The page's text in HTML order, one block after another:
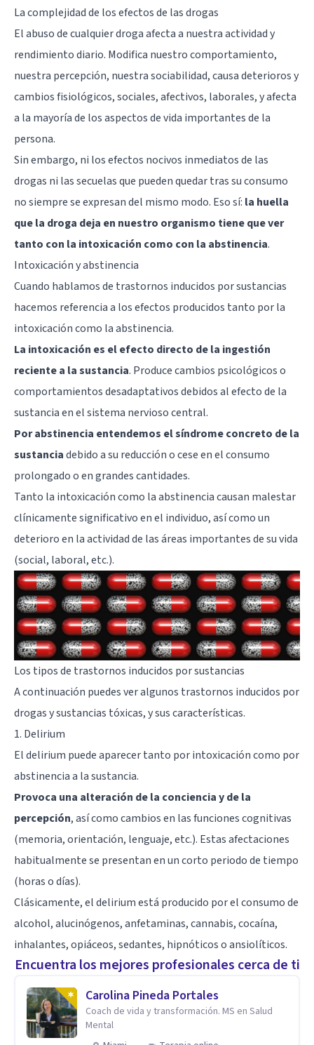
La complejidad de los efectos de las drogas
El abuso de cualquier droga afecta a nuestra actividad y
rendimiento diario. Modifica nuestro comportamiento,
nuestra percepción, nuestra sociabilidad, causa deterioros y
cambios fisiológicos, sociales, afectivos, laborales, y afecta
a la mayoría de los aspectos de vida importantes de la
persona.
Sin embargo, ni los efectos nocivos inmediatos de las
drogas ni las secuelas que pueden quedar tras su consumo
no siempre se expresan del mismo modo. Eso sí: la huella
que la droga deja en nuestro organismo tiene que ver
tanto con la intoxicación como con la abstinencia.
Intoxicación y abstinencia
Cuando hablamos de trastornos inducidos por sustancias
hacemos referencia a los efectos producidos tanto por la
intoxicación como la abstinencia.
La intoxicación es el efecto directo de la ingestión
reciente a la sustancia. Produce cambios psicológicos o
comportamientos desadaptativos debidos al efecto de la
sustancia en el sistema nervioso central.
Por abstinencia entendemos el síndrome concreto de la
sustanciadebido a su reducción o cese en el consumo
prolongado o en grandes cantidades.
Tanto la intoxicación como la abstinencia causan malestar
clínicamente significativo en el individuo, así como un
deterioro en la actividad de las áreas importantes de su vida
(social, laboral, etc.).
Los tipos de trastornos inducidos por sustancias
A continuación puedes ver algunos trastornos inducidos por
drogas y sustancias tóxicas, y sus características.
1. Delirium
El delirium puede aparecer tanto por intoxicación como por
abstinencia a la sustancia.
Provoca una alteración de la conciencia y de la
percepción, así como cambios en las funciones cognitivas
(memoria, orientación, lenguaje, etc.). Estas afectaciones
habitualmente se presentan en un corto periodo de tiempo
(horas o días).
Clásicamente, el delirium está producido por el consumo de
alcohol, alucinógenos, anfetaminas,cannabis,cocaína,
inhalantes, opiáceos, sedantes, hipnóticos o ansiolíticos.
Encuentra los mejores profesionales cerca de ti
Carolina Pineda Portales
Coach de vida y transformación. MS en Salud
Mental